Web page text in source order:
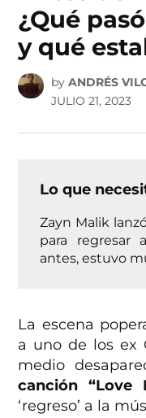
¿Qué
y qué
by ANDRÉS
JULIO 21, 2023
Lo que
Zayn Malik
para regresar
antes, estuvo
La escena
a uno de los ex
medio
canción “Love
‘regreso’ a la